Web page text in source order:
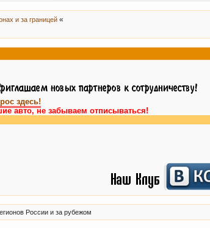
и за границей «
здесь!
авто, не забываем отписываться!
России и за рубежом